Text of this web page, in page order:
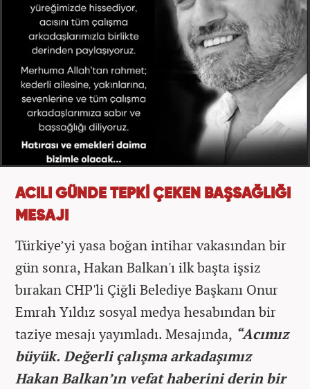
ACILI GÜNDE TEPKİ ÇEKEN BAŞSAĞLIĞI
MESAJI
Türkiye’yi yasa boğan intihar vakasından bir
gün sonra, Hakan Balkan'ı ilk başta işsiz
bırakan CHP'li Çiğli Belediye Başkanı Onur
Emrah Yıldız sosyal medya hesabından bir
taziye mesajı yayımladı. Mesajında, “Acımız
büyük. Değerli çalışma arkadaşımız
Hakan Balkan’ın vefat haberini derin bir